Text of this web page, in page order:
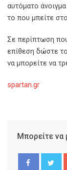
αυτόματο
το που μπείτε
Σε περίπτωση
επίθεση δώστε
να μπορείτε να
spartan.gr
Μπορείτε να